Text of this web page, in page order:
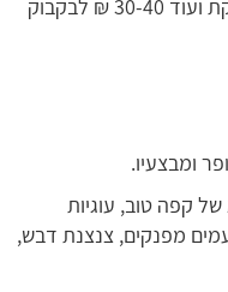
עלות: בערך 30 ₪ לקופסת עוגיות מפנקת ועוד 30-40 ₪ לבקבוק
ומבצעיו.
קפה טוב, עוגיות
מפנקים, צנצנת דבש,